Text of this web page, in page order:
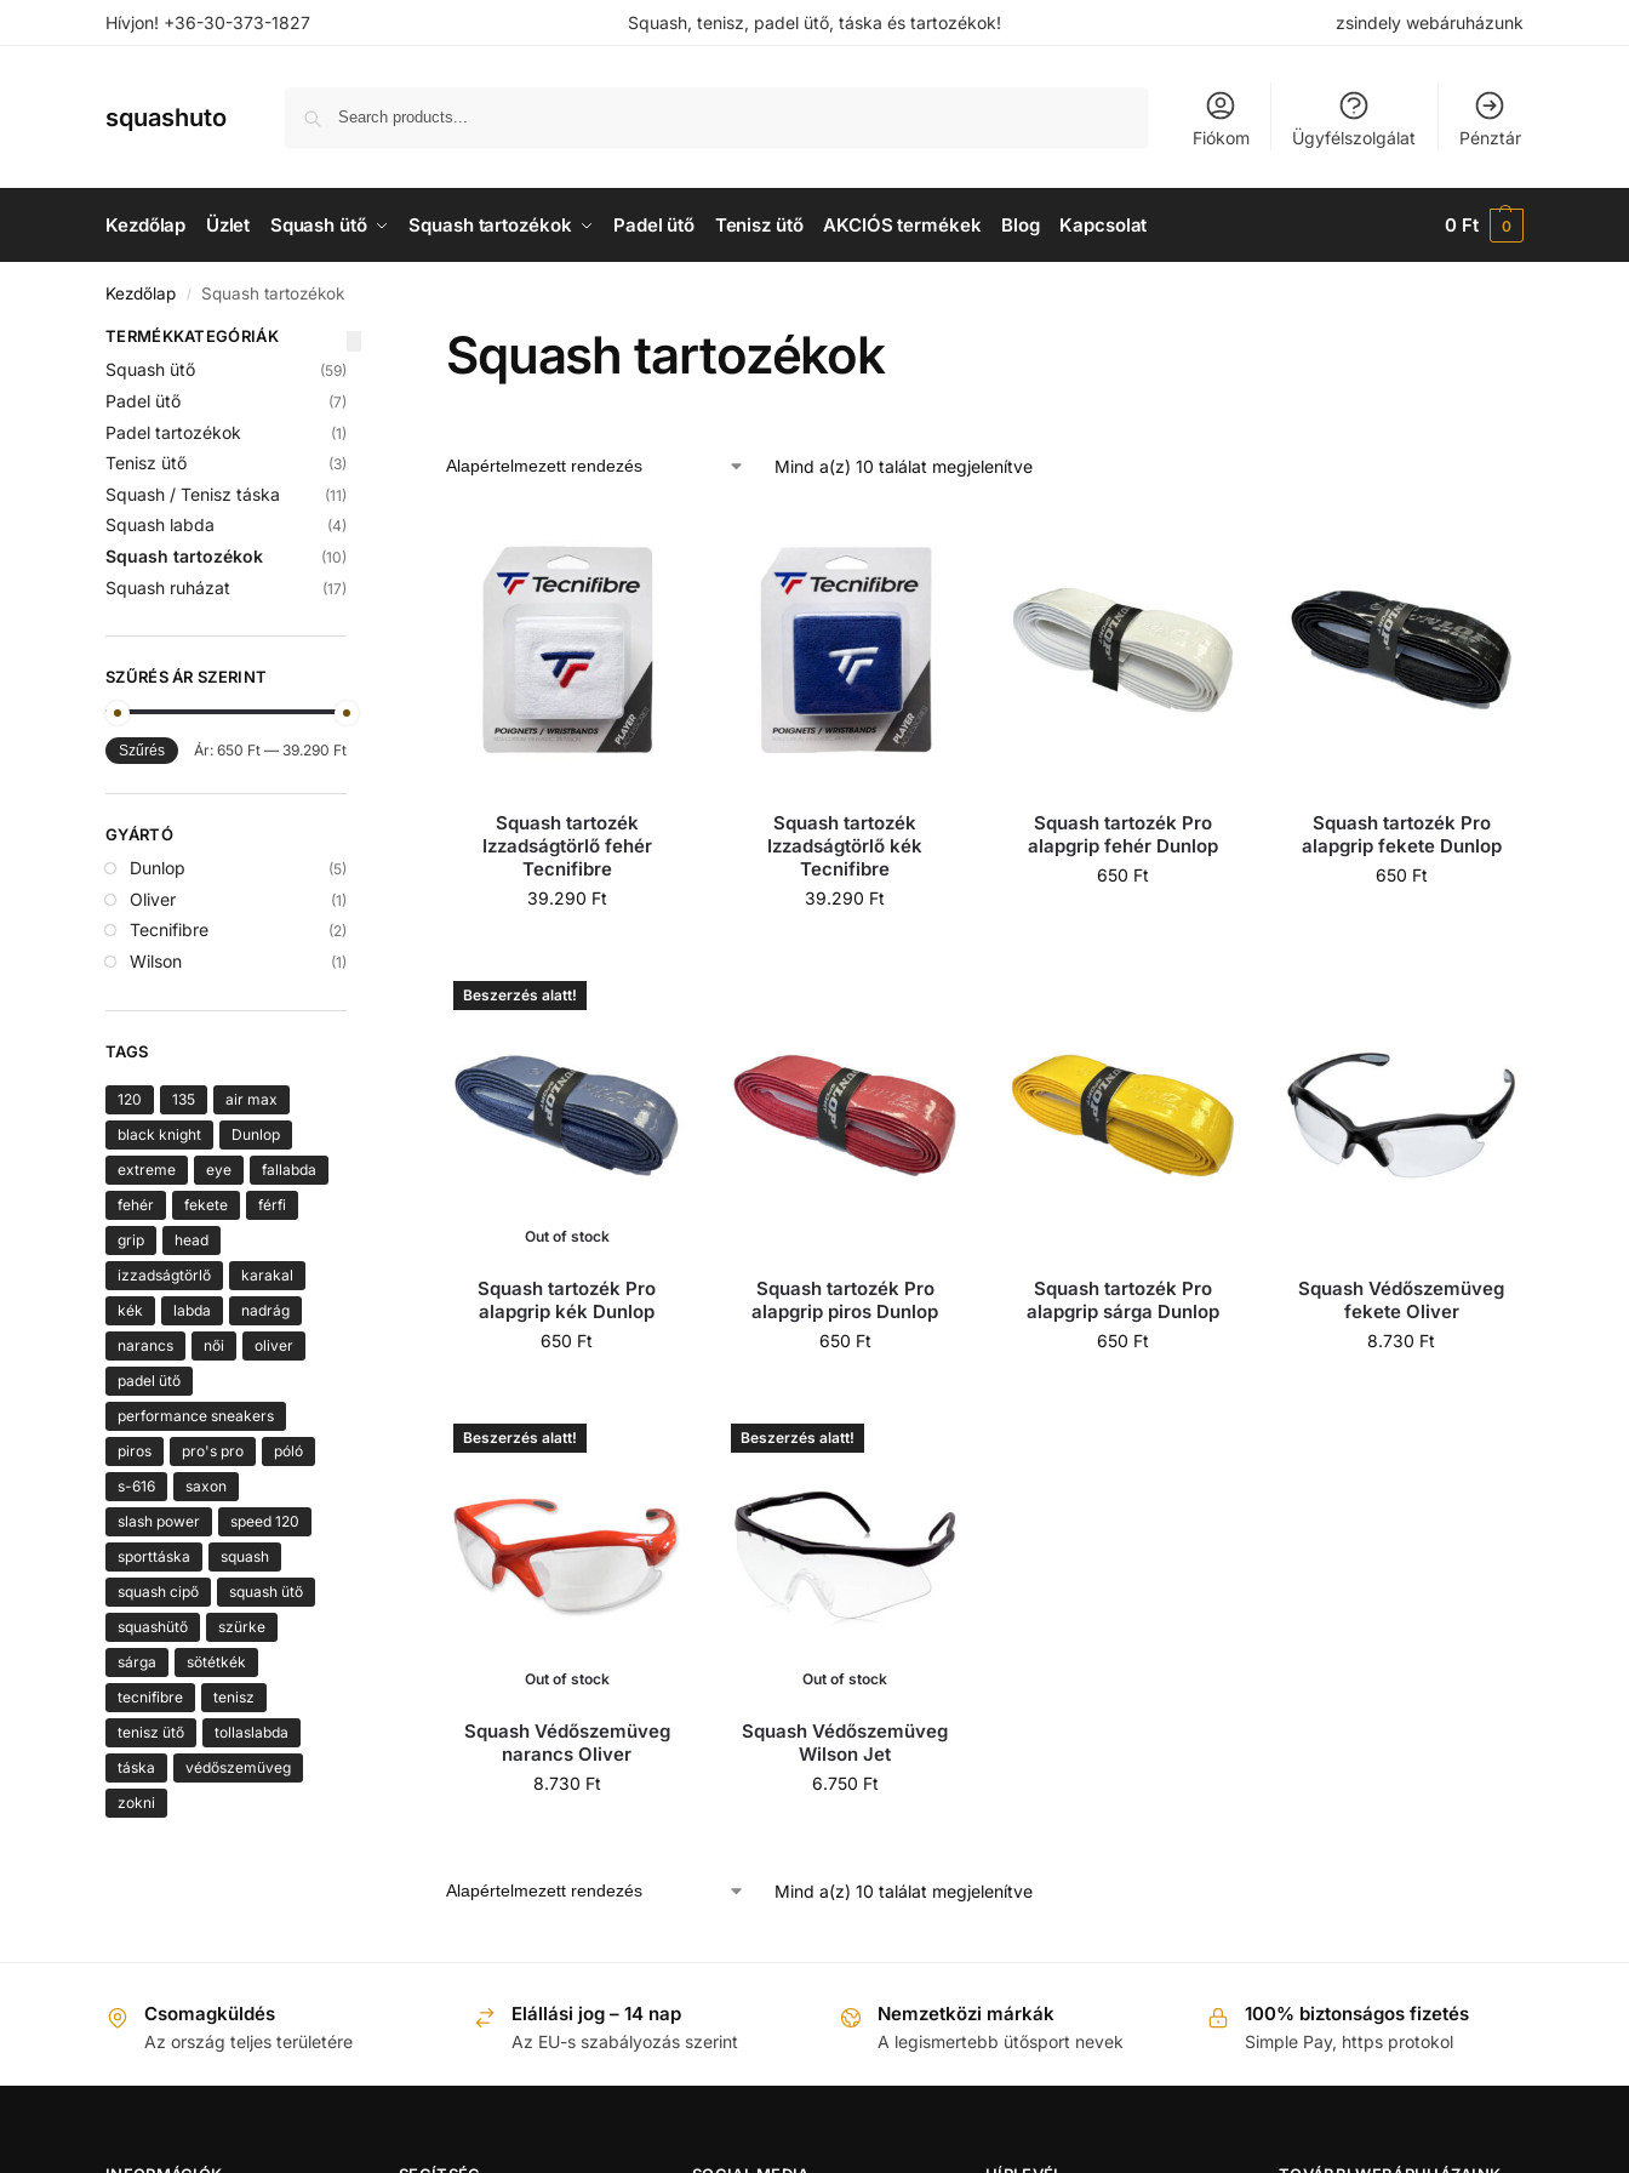
Hívjon! +36-30-373-1827 Squash, tenisz, padel ütő, táska és tartozékok! zsindely webáruházunk
squashuto
Fiókom Ügyfélszolgálat Pénztár
Kezdőlap Üzlet Squash ütő Squash tartozékok Padel ütő Tenisz ütő AKCIÓS termékek Blog Kapcsolat 0 Ft 0
Kezdőlap / Squash tartozékok
Squash tartozékok
Mind a(z) 10 találat megjelenítve
Squash tartozék
Izzadságtörlő fehér
Tecnifibre
39.290 Ft
Squash tartozék
Izzadságtörlő kék
Tecnifibre
39.290 Ft
Squash tartozék Pro
alapgrip fehér Dunlop
650 Ft
Squash tartozék Pro
alapgrip fekete Dunlop
650 Ft
Out of stock
Beszerzés alatt!
Squash tartozék Pro
alapgrip kék Dunlop
650 Ft
Squash tartozék Pro
alapgrip piros Dunlop
650 Ft
Squash tartozék Pro
alapgrip sárga Dunlop
650 Ft
Squash Védőszemüveg
fekete Oliver
8.730 Ft
Out of stock
Beszerzés alatt!
Squash Védőszemüveg
narancs Oliver
8.730 Ft
Out of stock
Beszerzés alatt!
Squash Védőszemüveg
Wilson Jet
6.750 Ft
Mind a(z) 10 találat megjelenítve
TERMÉKKATEGÓRIÁK
Squash ütő (59)
Padel ütő (7)
Padel tartozékok (1)
Tenisz ütő (3)
Squash / Tenisz táska (11)
Squash labda (4)
Squash tartozékok (10)
Squash ruházat (17)
SZŰRÉS ÁR SZERINT
Szűrés Ár: 650 Ft— 39.290 Ft
GYÁRTÓ
Dunlop (5)
Oliver (1)
Tecnifibre (2)
Wilson (1)
TAGS
120 135
air max
black knight
Dunlop
extreme
eye
fallabda
fehér
fekete
férfi
grip
head
izzadságtörlő
karakal
kék
labda
nadrág
narancs
női
oliver
padel ütő
performance sneakers
piros
pro's pro
póló
s-616
saxon
slash power
speed 120
sporttáska
squash
squash cipő
squash ütő
squashütő
szürke
sárga
sötétkék
tecnifibre
tenisz
tenisz ütő
tollaslabda
táska
védőszemüveg
zokni
Csomagküldés
Az ország teljes területére
Elállási jog – 14 nap
Az EU-s szabályozás szerint
Nemzetközi márkák
A legismertebb ütősport nevek
100% biztonságos fizetés
Simple Pay, https protokol